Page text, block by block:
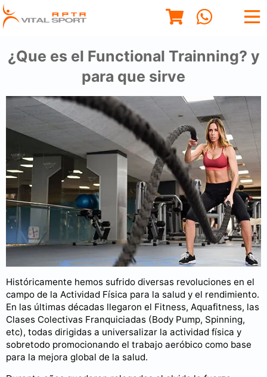
¿Que es el Functional Trainning? y
para que sirve
Históricamente hemos sufrido diversas revoluciones en el
campo de la Actividad Física para la salud y el rendimiento.
En las últimas décadas llegaron el Fitness, Aquafitness, las
Clases Colectivas Franquiciadas (Body Pump, Spinning,
etc), todas dirigidas a universalizar la actividad física y
sobretodo promocionando el trabajo aeróbico como base
para la mejora global de la salud.